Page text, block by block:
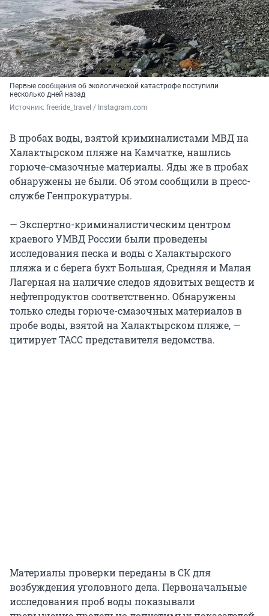
Первые сообщения об экологической катастрофе поступили
несколько дней назад
Источник: freeride_travel / Instagram.com
В пробах воды, взятой криминалистами МВД на
Халактырском пляже на Камчатке, нашлись
горюче-смазочные материалы. Яды же в пробах
обнаружены не были. Об этом сообщили в пресс-
службе Генпрокуратуры.
— Экспертно-криминалистическим центром
краевого УМВД России были проведены
исследования песка и воды с Халактырского
пляжа и с берега бухт Большая, Средняя и Малая
Лагерная на наличие следов ядовитых веществ и
нефтепродуктов соответственно. Обнаружены
только следы горюче-смазочных материалов в
пробе воды, взятой на Халактырском пляже, —
цитирует ТАСС представителя ведомства.
Материалы проверки переданы в СК для
возбуждения уголовного дела. Первоначальные
исследования проб воды показывали